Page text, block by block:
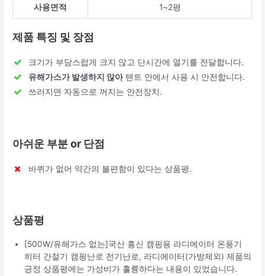
사용면적 1~2평
제품 특징 및 장점
크기가 부담스럽게 크지 않고 단시간에 열기를 전달합니다.
유해가스가 발생하지 않아텐트 안에서 사용 시 안전합니다.
쓰러지면 자동으로 꺼지는 안전장치.
아쉬운 부분 or 단점
바퀴가 없어 약간의 불편함이 있다는 상품평.
상품평
[500W/유해가스 없는]국산 흥신 캠핑용 라디에이터 온풍기
히터 간절기 캠핑난로 전기난로, 라디에이터(가방제외) 제품의
긍정 상품평에는 가성비가 훌륭하다는 내용이 있었습니다.